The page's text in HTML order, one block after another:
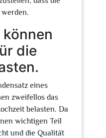
die
eines
zweifellos das
belasten. Da
wichtigen Teil
und die Qualität